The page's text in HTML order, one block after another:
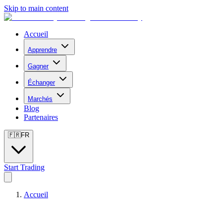
Skip to main content
Accueil
Apprendre
Gagner
Échanger
Marchés
Blog
Partenaires
🇫🇷FR
Start Trading
Accueil